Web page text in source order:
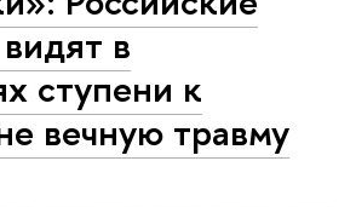
в
ступени к
вечную травму